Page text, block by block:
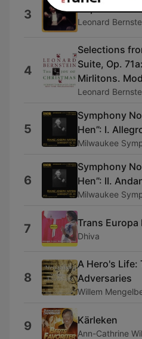
3 Leonard
4
Selections
Suite, Op.
Mirlitons.
Leonard
5
Symphony
Hen”: I.
Milwaukee
6
Symphony
Hen”: II.
Milwaukee
7 Trans Europa
Dhiva
8
A Hero's Life:
Adversaries
Willem
9 Kärleken
Ann-Cathrine